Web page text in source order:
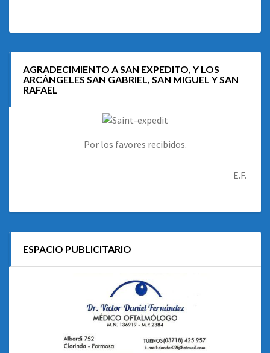
AGRADECIMIENTO A SAN EXPEDITO, Y LOS
ARCÁNGELES SAN GABRIEL, SAN MIGUEL Y SAN
RAFAEL
Por los favores recibidos.
E.F.
ESPACIO PUBLICITARIO